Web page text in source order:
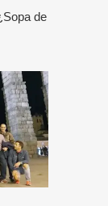
de